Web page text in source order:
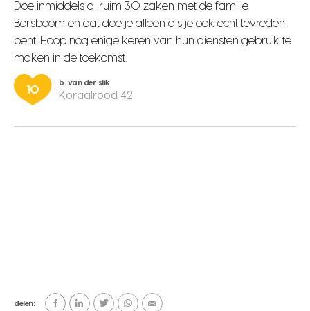
Doe inmiddels al ruim 30 zaken met de familie
Borsboom en dat doe je alleen als je ook echt tevreden
bent. Hoop nog enige keren van hun diensten gebruik te
maken in de toekomst.
10
b. van der slik
Koraalrood 42
delen: